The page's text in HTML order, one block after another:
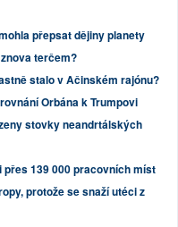
přepsat dějiny planety
terčem?
stalo v Ačinském rajónu?
Orbána k Trumpovi
stovky neandrtálských
139 000 pracovních míst
protože se snaží utéci z